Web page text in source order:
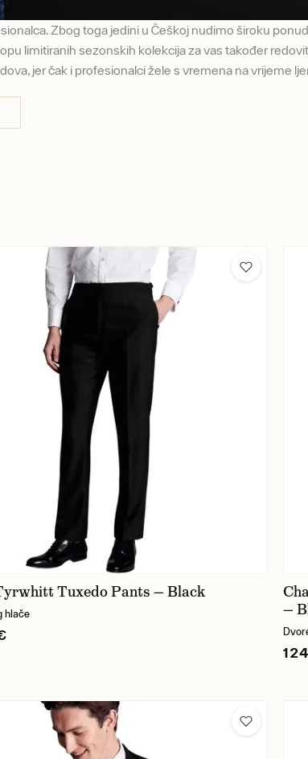
Zbog toga jedini u Češkoj nudimo široku
limitiranih sezonskih kolekcija za vas također
jer čak i profesionalci žele s vremena na vrijeme
Tuxedo Pants — Black
hlače
—